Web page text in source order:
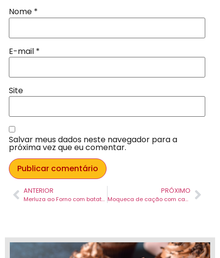
Nome *
E-mail *
Site
Salvar meus dados neste navegador para a
próxima vez que eu comentar.
ANTERIOR
Merluza ao Forno com batatas
PRÓXIMO
Moqueca de cação com camarão